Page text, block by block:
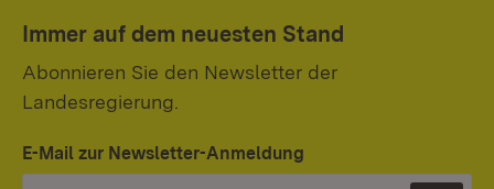
Immer auf dem neuesten Stand
Abonnieren Sie den Newsletter der
Landesregierung.
E-Mail zur Newsletter-Anmeldung